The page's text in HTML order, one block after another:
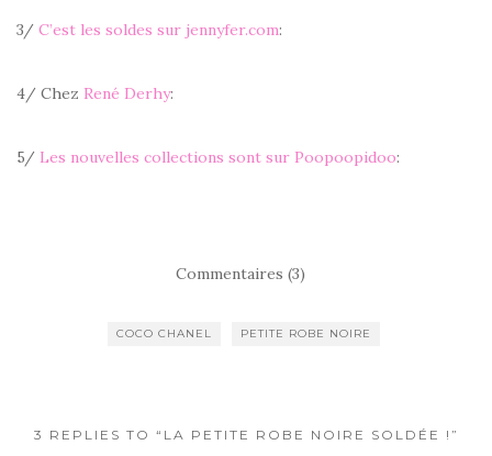
3/ C’est les soldes sur jennyfer.com:
4/ Chez René Derhy:
5/ Les nouvelles collections sont sur Poopoopidoo:
Commentaires (3)
COCO CHANEL PETITE ROBE NOIRE
3 REPLIES TO “LA PETITE ROBE NOIRE SOLDÉE !”